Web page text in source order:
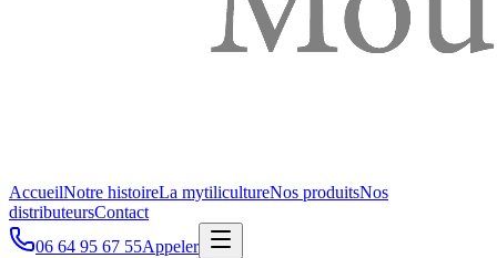
AccueilNotre histoireLa mytilicultureNos produitsNos
distributeursContact
06 64 95 67 55Appeler